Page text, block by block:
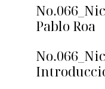
Pablo Roa